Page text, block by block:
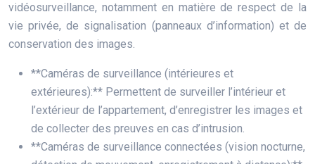
vidéosurveillance, notamment en matière de respect de la
vie privée, de signalisation (panneaux d’information) et de
conservation des images.
**Caméras de surveillance (intérieures et
extérieures):** Permettent de surveiller l’intérieur et
l’extérieur de l’appartement, d’enregistrer les images et
de collecter des preuves en cas d’intrusion.
**Caméras de surveillance connectées (vision nocturne,